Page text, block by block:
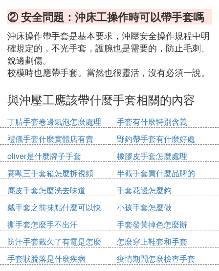
② 安全問題：沖床工操作時可以帶手套嗎
沖床操作帶手套是基本要求，沖壓安全操作規程中明
確規定的，不光手套，護腕也是需要的，防止毛刺、
銳邊劃傷。
校模時也應帶手套。當然也很靈活，沒有必須一說。
與沖壓工應該帶什麼手套相關的內容
丁腈手套卷邊氣泡怎麼處理
手套有什麼特別含義
禮儀手套什麼實體店有賣
野釣帶手套有什麼好處
oliver是什麼牌子手套
橡膠皮手套怎麼處理
賽歐三手套箱怎麼拆視頻
半截手套買什麼品牌的
麂皮手套怎麼洗去味道
手套花邊怎麼鉤
戴手套之前抹點什麼可以快
速戴上
小孩手套怎麼做
撕手套怎麼手不出汗
手套發黃掉色怎麼辦
防汗手套戴久了有電是怎麼
了
怎麼穿上鞋套和手套
手套狀脫落是什麼疾病
疫情期間怎麼檢查手套